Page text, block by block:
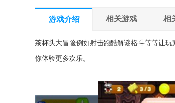
游戏介绍 相关游戏 相
茶杯头大冒险例如射击跑酷解谜格斗等等让
你体验更多欢乐。